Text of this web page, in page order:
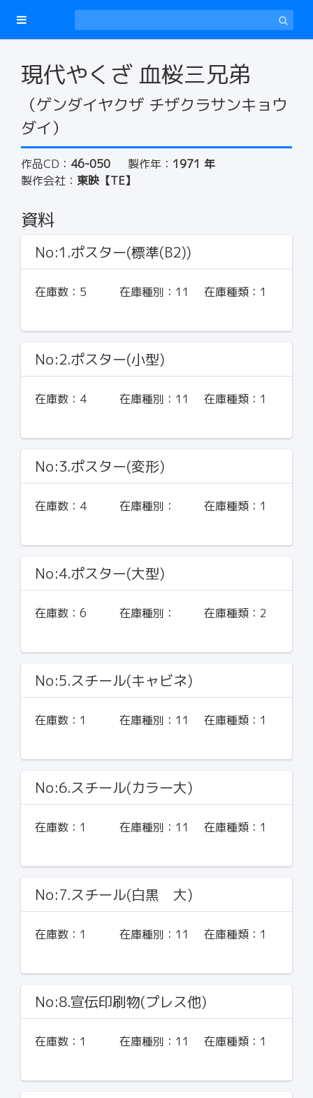
現代やくざ 血桜三兄弟
（ゲンダイヤクザ チザクラサンキョウ
ダイ）
作品CD： 46-050 製作年： 1971 年
製作会社： 東映【TE】
資料
No:1.ポスター(標準(B2))
在庫数： 5 在庫種別： 11 在庫種類： 1
No:2.ポスター(小型)
在庫数： 4 在庫種別： 11 在庫種類： 1
No:3.ポスター(変形)
在庫数： 4 在庫種別： 在庫種類： 1
No:4.ポスター(大型)
在庫数： 6 在庫種別： 在庫種類： 2
No:5.スチール(キャビネ)
在庫数： 1 在庫種別： 11 在庫種類： 1
No:6.スチール(カラー大)
在庫数： 1 在庫種別： 11 在庫種類： 1
No:7.スチール(白黒 大)
在庫数： 1 在庫種別： 11 在庫種類： 1
No:8.宣伝印刷物(プレス他)
在庫数： 1 在庫種別： 11 在庫種類： 1